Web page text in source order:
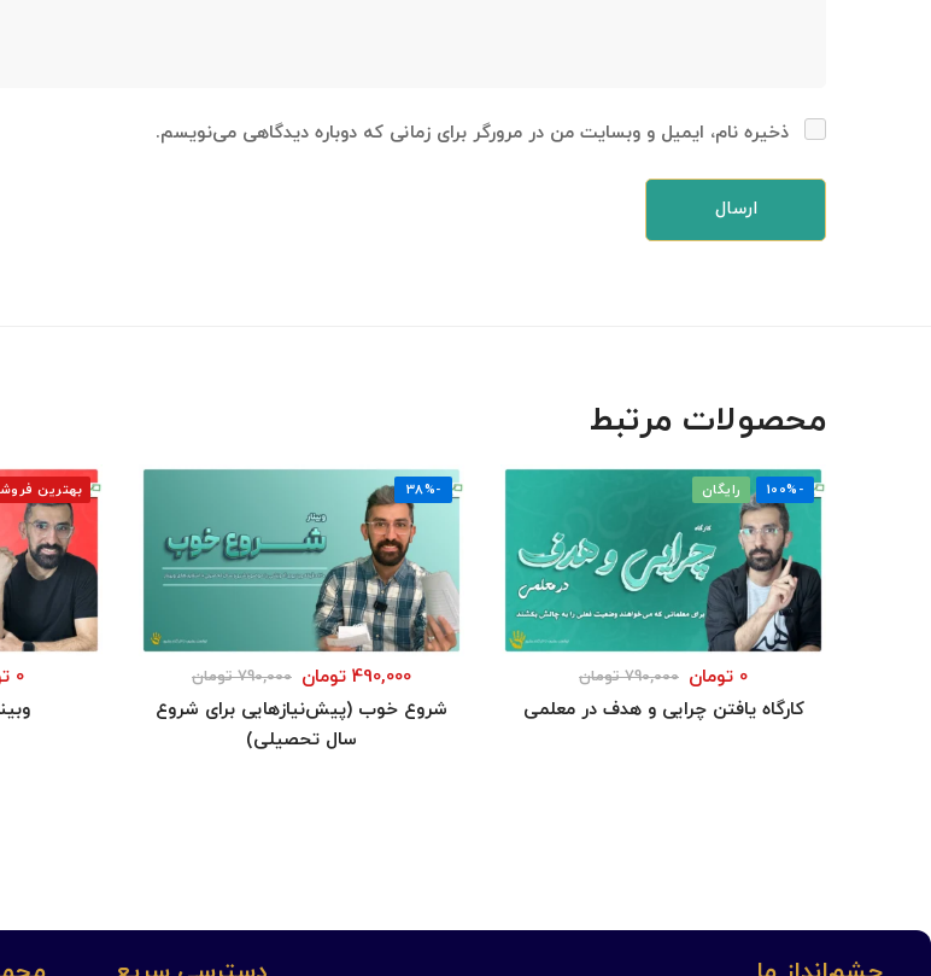
ذخیره نام، ایمیل و وبسایت من در مرورگر برای زمانی که دوباره دیدگاهی می‌نویسم.
محصولات مرتبط
-100% رایگان
0 تومان 790,000 تومان
کارگاه یافتن چرایی و هدف در معلمی
-38%
490,000 تومان 790,000 تومان
شروع خوب (پیش‌نیازهایی برای شروع
سال تحصیلی)
بهترین
0